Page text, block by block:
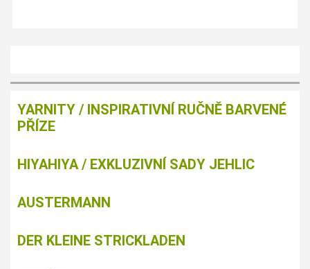
YARNITY / INSPIRATIVNÍ RUČNĚ BARVENÉ
PŘÍZE
HIYAHIYA / EXKLUZIVNÍ SADY JEHLIC
AUSTERMANN
DER KLEINE STRICKLADEN